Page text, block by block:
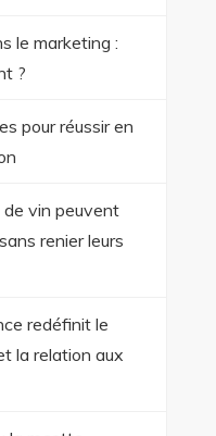
le marketing :
?
pour réussir en
de vin peuvent
renier leurs
redéfinit le
la relation aux